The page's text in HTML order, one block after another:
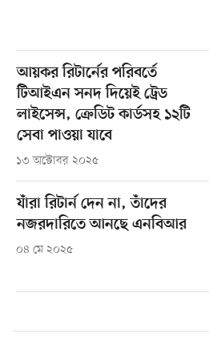
আয়কর রিটার্নের পরিবর্তে
টিআইএন সনদ দিয়েই ট্রেড
লাইসেন্স, ক্রেডিট কার্ডসহ ১২টি
সেবা পাওয়া যাবে
১৩ অক্টোবর ২০২৫
যাঁরা রিটার্ন দেন না, তাঁদের
নজরদারিতে আনছে এনবিআর
০৪ মে ২০২৫